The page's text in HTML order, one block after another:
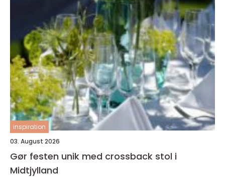
inspiration
03. August 2026
Gør festen unik med crossback stol i
Midtjylland